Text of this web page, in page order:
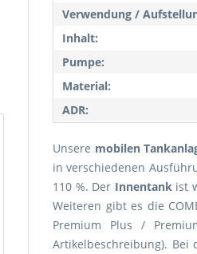
Verwendung /
Inhalt:
Pumpe:
Material:
ADR:
Unsere mobilen
in verschiedenen
110 %. Der Innentankist
Weiteren gibt es die
Premium Plus /
Artikelbeschreibung). Bei